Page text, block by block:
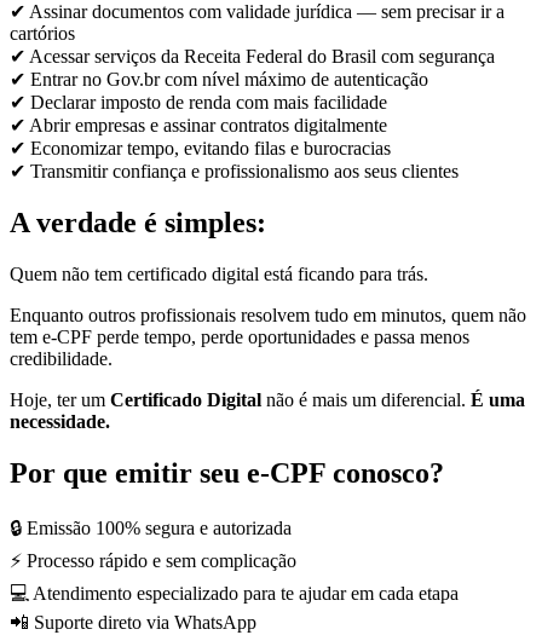
✔ Assinar documentos com validade jurídica — sem precisar ir a
cartórios
✔ Acessar serviços da Receita Federal do Brasil com segurança
✔ Entrar no Gov.br com nível máximo de autenticação
✔ Declarar imposto de renda com mais facilidade
✔ Abrir empresas e assinar contratos digitalmente
✔ Economizar tempo, evitando filas e burocracias
✔ Transmitir confiança e profissionalismo aos seus clientes
A verdade é simples:
Quem não tem certificado digital está ficando para trás.
Enquanto outros profissionais resolvem tudo em minutos, quem não
tem e-CPF perde tempo, perde oportunidades e passa menos
credibilidade.
Hoje, ter um Certificado Digital não é mais um diferencial. É uma
necessidade.
Por que emitir seu e-CPF conosco?
🔒 Emissão 100% segura e autorizada
⚡ Processo rápido e sem complicação
💻 Atendimento especializado para te ajudar em cada etapa
📲 Suporte direto via WhatsApp